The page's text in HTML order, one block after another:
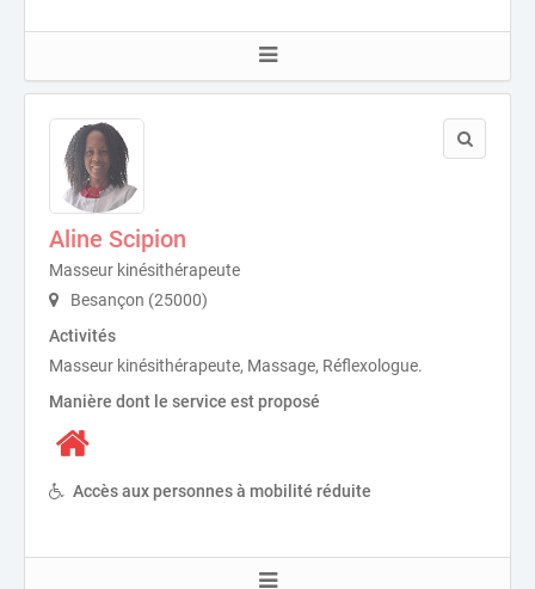
Aline Scipion
Masseur kinésithérapeute
Besançon (25000)
Activités
Masseur kinésithérapeute, Massage, Réflexologue.
Manière dont le service est proposé
Accès aux personnes à mobilité réduite